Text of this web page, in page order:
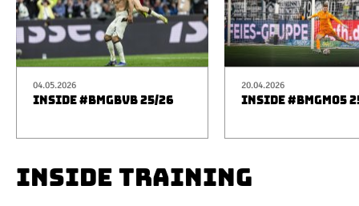
04.05.2026
INSIDE #BMGBVB 25/26
20.04.2026
INSIDE #BMGM05
INSIDE TRAINING